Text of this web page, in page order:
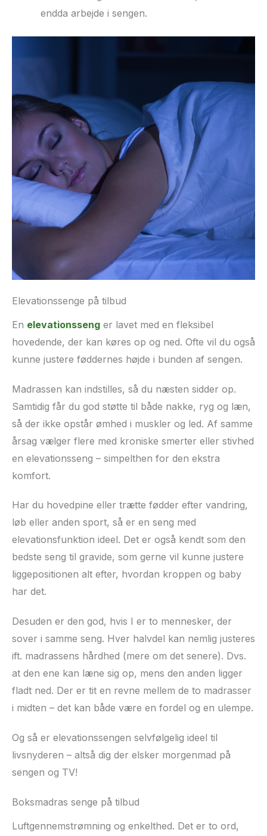
endda arbejde i sengen.
Elevationssenge på tilbud
En elevationsseng er lavet med en fleksibel
hovedende, der kan køres op og ned. Ofte vil du også
kunne justere føddernes højde i bunden af sengen.
Madrassen kan indstilles, så du næsten sidder op.
Samtidig får du god støtte til både nakke, ryg og læn,
så der ikke opstår ømhed i muskler og led. Af samme
årsag vælger flere med kroniske smerter eller stivhed
en elevationsseng – simpelthen for den ekstra
komfort.
Har du hovedpine eller trætte fødder efter vandring,
løb eller anden sport, så er en seng med
elevationsfunktion ideel. Det er også kendt som den
bedste seng til gravide, som gerne vil kunne justere
liggepositionen alt efter, hvordan kroppen og baby
har det.
Desuden er den god, hvis I er to mennesker, der
sover i samme seng. Hver halvdel kan nemlig justeres
ift. madrassens hårdhed (mere om det senere). Dvs.
at den ene kan læne sig op, mens den anden ligger
fladt ned. Der er tit en revne mellem de to madrasser
i midten – det kan både være en fordel og en ulempe.
Og så er elevationssengen selvfølgelig ideel til
livsnyderen – altså dig der elsker morgenmad på
sengen og TV!
Boksmadras senge på tilbud
Luftgennemstrømning og enkelthed. Det er to ord,